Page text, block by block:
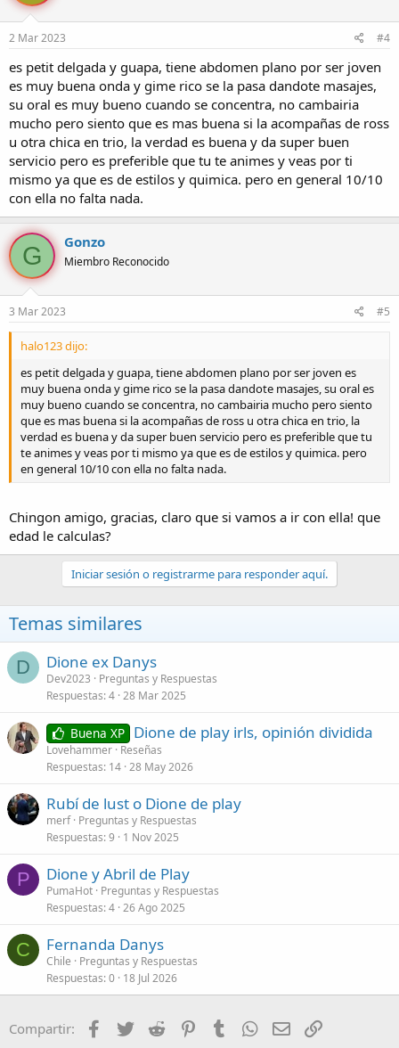
2 Mar 2023 #4
es petit delgada y guapa, tiene abdomen plano por ser joven
es muy buena onda y gime rico se la pasa dandote masajes,
su oral es muy bueno cuando se concentra, no cambairia
mucho pero siento que es mas buena si la acompañas de ross
u otra chica en trio, la verdad es buena y da super buen
servicio pero es preferible que tu te animes y veas por ti
mismo ya que es de estilos y quimica. pero en general 10/10
con ella no falta nada.
G Gonzo
Miembro Reconocido
3 Mar 2023 #5
halo123 dijo:
es petit delgada y guapa, tiene abdomen plano por ser joven es
muy buena onda y gime rico se la pasa dandote masajes, su oral es
muy bueno cuando se concentra, no cambairia mucho pero siento
que es mas buena si la acompañas de ross u otra chica en trio, la
verdad es buena y da super buen servicio pero es preferible que tu
te animes y veas por ti mismo ya que es de estilos y quimica. pero
en general 10/10 con ella no falta nada.
Chingon amigo, gracias, claro que si vamos a ir con ella! que
edad le calculas?
Iniciar sesión o registrarme para responder aquí.
Temas similares
D Dione ex Danys
Dev2023
Preguntas y Respuestas
Respuestas 4 28 Mar 2025
Buena XP Dione de play irls, opinión dividida
Lovehammer Reseñas
Respuestas 14 28 May 2026
Rubí de lust o Dione de play
merf Preguntas y Respuestas
Respuestas 9 1 Nov 2025
P Dione y Abril de Play
PumaHot Preguntas y Respuestas
Respuestas 4 26 Ago 2025
C Fernanda Danys
Chile
Preguntas y Respuestas
Respuestas 0 18 Jul 2026
Compartir: Facebook
Twitter Reddit PinterestTumblrWhatsAppCorreo